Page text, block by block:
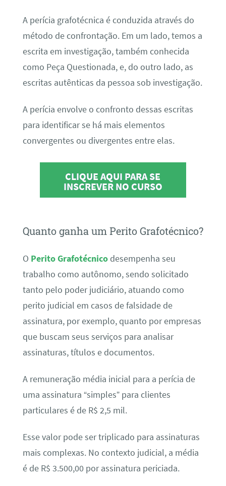
A perícia grafotécnica é conduzida através do
método de confrontação. Em um lado, temos a
escrita em investigação, também conhecida
como Peça Questionada, e, do outro lado, as
escritas autênticas da pessoa sob investigação.
A perícia envolve o confronto dessas escritas
para identificar se há mais elementos
convergentes ou divergentes entre elas.
CLIQUE AQUI PARA SE
INSCREVER NO CURSO
Quanto ganha um Perito Grafotécnico?
O Perito Grafotécnicodesempenha seu
trabalho como autônomo, sendo solicitado
tanto pelo poder judiciário, atuando como
perito judicial em casos de falsidade de
assinatura, por exemplo, quanto por empresas
que buscam seus serviços para analisar
assinaturas, títulos e documentos.
A remuneração média inicial para a perícia de
uma assinatura “simples” para clientes
particulares é de R$ 2,5 mil.
Esse valor pode ser triplicado para assinaturas
mais complexas. No contexto judicial, a média
é de R$ 3.500,00 por assinatura periciada.